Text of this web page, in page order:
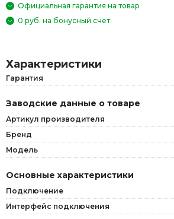
Официальная гарантия на товар
0 руб. на бонусный счет
Характеристики
Гарантия
Заводские данные о товаре
Артикул производителя
Бренд
Модель
Основные характеристики
Подключение
Интерфейс подключения